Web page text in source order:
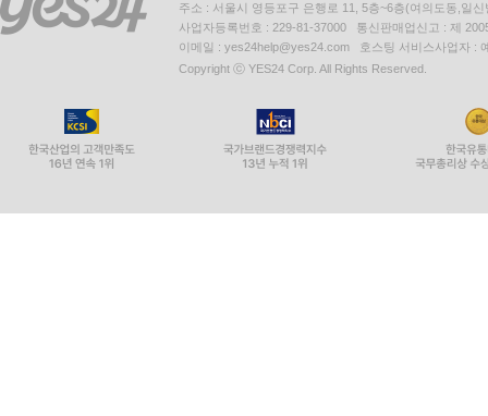
주소 : 서울시 영등포구 은행로 11, 5층~6층(여의도동,일신
사업자등록번호 : 229-81-37000 통신판매업신고 : 제
이메일 : yes24help@yes24.com 호스팅 서비스사업자 :
Copyright ⓒ YES24 Corp. All Rights Reserved.